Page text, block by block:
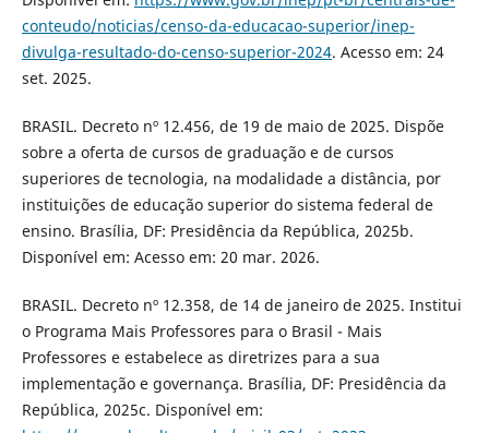
conteudo/noticias/censo-da-educacao-superior/inep-
divulga-resultado-do-censo-superior-2024. Acesso em: 24
set. 2025.
BRASIL. Decreto nº 12.456, de 19 de maio de 2025. Dispõe
sobre a oferta de cursos de graduação e de cursos
superiores de tecnologia, na modalidade a distância, por
instituições de educação superior do sistema federal de
ensino. Brasília, DF: Presidência da República, 2025b.
Disponível em: Acesso em: 20 mar. 2026.
BRASIL. Decreto nº 12.358, de 14 de janeiro de 2025. Institui
o Programa Mais Professores para o Brasil - Mais
Professores e estabelece as diretrizes para a sua
implementação e governança. Brasília, DF: Presidência da
República, 2025c. Disponível em: